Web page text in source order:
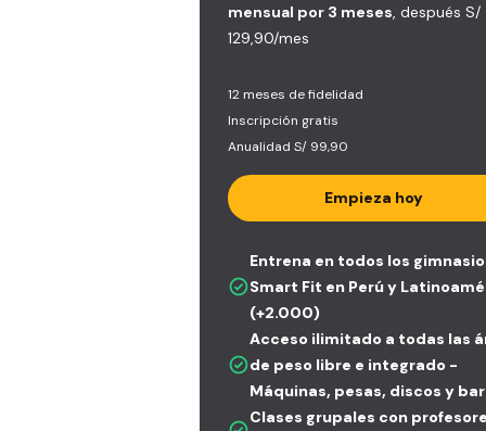
mensual por 3 meses , después S/
129,90/mes
12 meses de fidelidad
Inscripción gratis
Anualidad S/ 99,90
Empieza hoy
Entrena en todos los
Smart Fit en Perú y
(+2.000)
Acceso ilimitado a todas las
de peso libre e integrado -
Máquinas, pesas, discos y
Clases grupales con